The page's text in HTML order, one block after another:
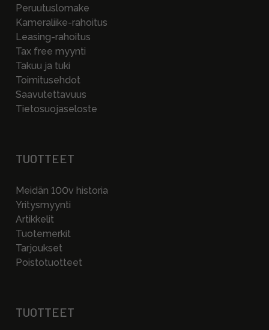
Peruutuslomake
Kameraliike-rahoitus
Leasing-rahoitus
Tax free myynti
Takuu ja tuki
Toimitusehdot
Saavutettavuus
Tietosuojaseloste
TUOTTEET
Meidän 100v historia
Yritysmyynti
Artikkelit
Tuotemerkit
Tarjoukset
Poistotuotteet
TUOTTEET